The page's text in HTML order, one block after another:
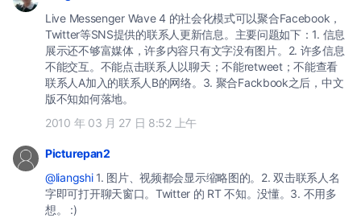
Live Messenger Wave 4 的社会化模式可以聚合Facebook，
Twitter等SNS提供的联系人更新信息。主要问题如下：1. 信息
展示还不够富媒体，许多内容只有文字没有图片。2. 许多信息
不能交互。不能点击联系人以聊天；不能retweet；不能查看
联系人A加入的联系人B的网络。3. 聚合Fackbook之后，中文
版不知如何落地。
2010 年 03 月 27 日 8:52 上午
Picturepan2
@liangshi1. 图片、视频都会显示缩略图的。2. 双击联系人名
字即可打开聊天窗口。Twitter 的 RT 不知。没懂。3. 不用多
想。 :)